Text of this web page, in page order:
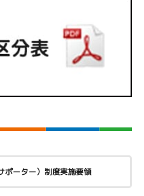
ポーター）制度実施要領